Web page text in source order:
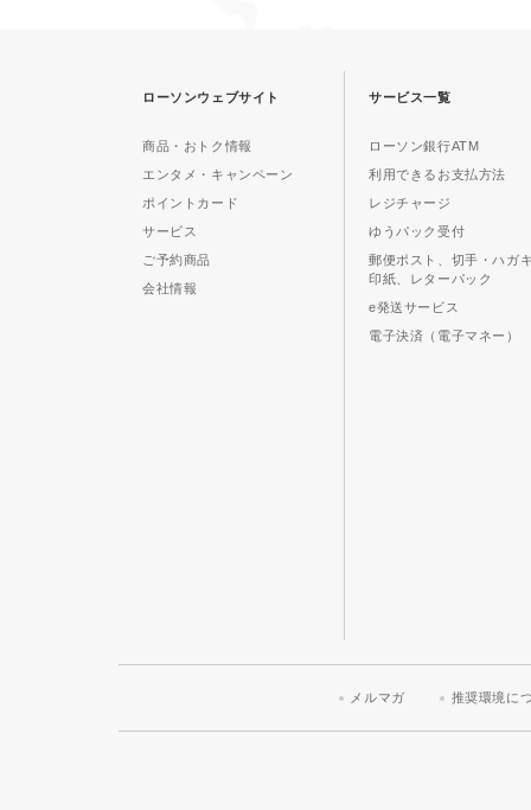
ローソンウェブサイト
商品・おトク情報
エンタメ・キャンペーン
ポイントカード
サービス
ご予約商品
会社情報
サービス一覧
ローソン銀行ATM
利用できるお支払方法
レジチャージ
ゆうパック受付
郵便ポスト、切手・ハガ
印紙、レターパック
e発送サービス
電子決済（電子マネー）
メルマガ 推奨環境に